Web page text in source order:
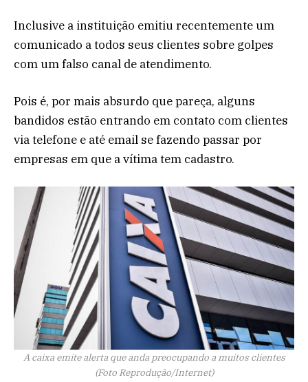
Inclusive a instituição emitiu recentemente um
comunicado a todos seus clientes sobre golpes
com um falso canal de atendimento.
Pois é, por mais absurdo que pareça, alguns
bandidos estão entrando em contato com clientes
via telefone e até email se fazendo passar por
empresas em que a vítima tem cadastro.
A caixa emite alerta que anda preocupando a muitos clientes
(Foto Reprodução/Internet)